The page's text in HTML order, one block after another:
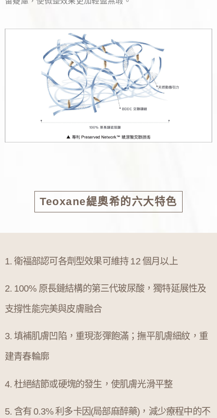
Teoxane緹奧希的六大特色
1. 衛福部認可各劑型效果可維持 12 個月以上
2. 100% 原長鏈結構的第三代玻尿酸，獨特延展性及
支撐性能完美與皮膚融合
3. 填補肌膚凹陷，重現澎彈飽滿；撫平肌膚細紋，重
建青春輪廓
4. 杜絕結節或硬塊的發生，使肌膚光滑平整
5. 含有 0.3% 利多卡因(局部麻醉藥)，減少療程中的不